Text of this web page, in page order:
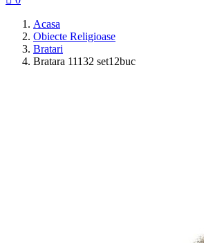
Acasa
Obiecte Religioase
Bratari
Bratara 11132 set12buc